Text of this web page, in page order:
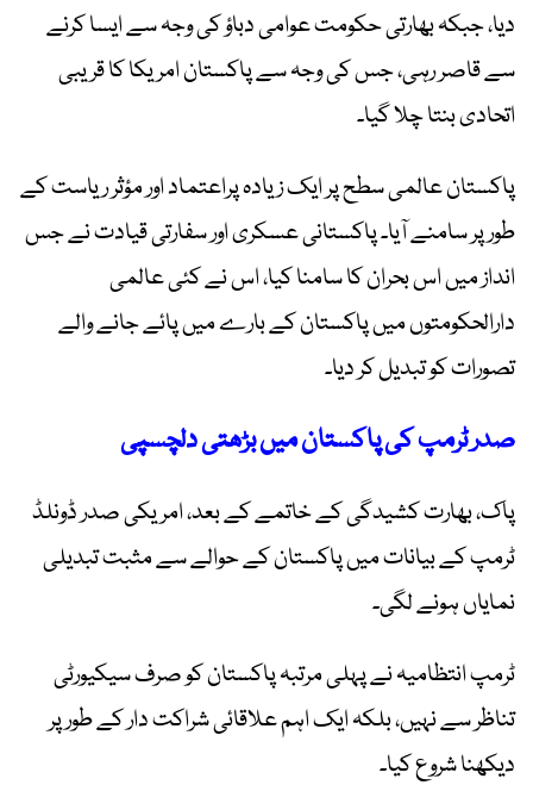
دیا، جبکہ بھارتی حکومت عوامی دباؤ کی وجہ سے ایسا کرنے
سے قاصر رہی، جس کی وجہ سے پاکستان امریکا کا قریبی
اتحادی بنتا چلا گیا۔
پاکستان عالمی سطح پر ایک زیادہ پراعتماد اور مؤثر ریاست کے
طور پر سامنے آیا۔ پاکستانی عسکری اور سفارتی قیادت نے جس
انداز میں اس بحران کا سامنا کیا، اس نے کئی عالمی
دارالحکومتوں میں پاکستان کے بارے میں پائے جانے والے
تصورات کو تبدیل کر دیا۔
صدر ٹرمپ کی پاکستان میں بڑھتی دلچسپی
پاک، بھارت کشیدگی کے خاتمے کے بعد، امریکی صدر ڈونلڈ
ٹرمپ کے بیانات میں پاکستان کے حوالے سے مثبت تبدیلی
نمایاں ہونے لگی۔
ٹرمپ انتظامیہ نے پہلی مرتبہ پاکستان کو صرف سیکیورٹی
تناظر سے نہیں، بلکہ ایک اہم علاقائی شراکت دار کے طور پر
دیکھنا شروع کیا۔